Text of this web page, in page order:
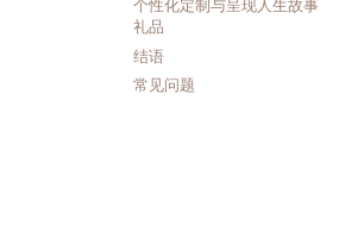
个性化定制与呈现人生故事
礼品
结语
常见问题